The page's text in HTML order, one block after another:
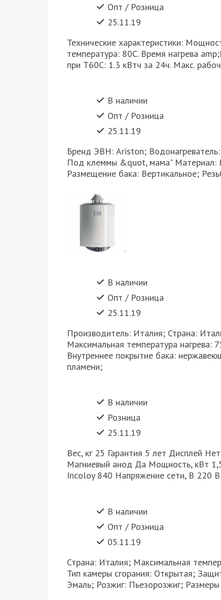
Опт / Розница
25.11.19
Технические характеристики:
температура: 80С. Время нагрева
при Т60C: 1.3 кВтч за 24ч. Макс.
В наличии
Опт / Розница
25.11.19
Бренд ЭВН: Ariston;
Под клеммы &quot, мама" Материал:
Размещение бака: Вертикальное;
В наличии
Опт / Розница
25.11.19
Производитель: Италия; Страна:
Максимальная температура
Внутреннее покрытие бака:
пламени;
В наличии
Розница
25.11.19
Вес, кг 25 Гарантия 5 лет Дисплей
Магниевый анод Да Мощность, кВт
Incoloy 840 Напряжение сети, В 220
В наличии
Опт / Розница
05.11.19
Страна: Италия; Максимальная
Тип камеры сгорания: Открытая;
Эмаль; Розжиг: Пьезорозжиг;